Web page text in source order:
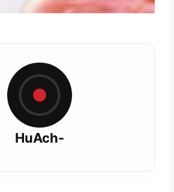
HuAch-